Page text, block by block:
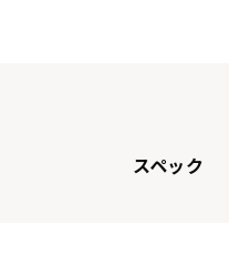
スペック